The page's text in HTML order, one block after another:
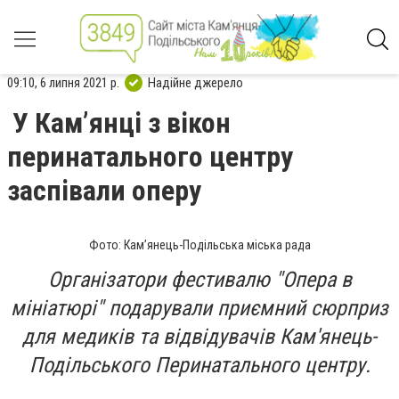
09:10, 6 липня 2021 р. Надійне джерело
У Кам’янці з вікон
перинатального центру
заспівали оперу
Фото: Кам’янець-Подільська міська рада
Організатори фестивалю "Опера в
мініатюрі" подарували приємний сюрприз
для медиків та відвідувачів Кам'янець-
Подільського Перинатального центру.